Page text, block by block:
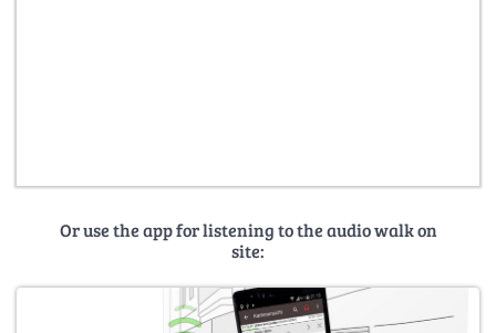
Or use the app for listening to the audio walk on
site: